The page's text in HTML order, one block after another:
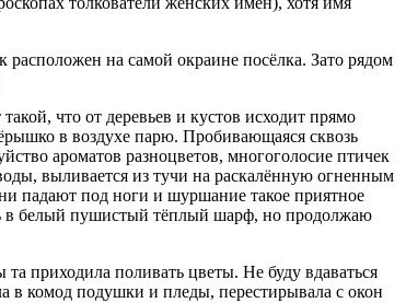
на самой окраине посёлка. Зато рядом
что от деревьев и кустов исходит прямо
в воздухе парю. Пробивающаяся сквозь
ароматов разноцветов, многоголосие птичек
выливается из тучи на раскалённую огненным
падают под ноги и шуршание такое приятное
в белый пушистый тёплый шарф, но продолжаю
приходила поливать цветы. Не буду вдаваться
в комод подушки и пледы, перестирывала с окон